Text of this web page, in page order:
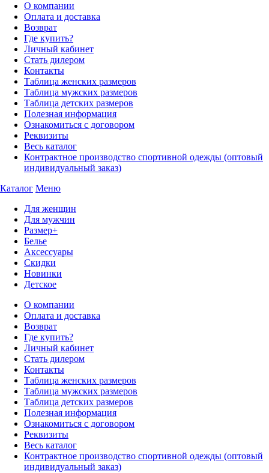
О компании
Оплата и доставка
Возврат
Где купить?
Личный кабинет
Стать дилером
Контакты
Таблица женских размеров
Таблица мужских размеров
Таблица детских размеров
Полезная информация
Ознакомиться с договором
Реквизиты
Весь каталог
Контрактное производство спортивной одежды (оптовый
индивидуальный заказ)
Каталог Меню
Для женщин
Для мужчин
Размер+
Белье
Аксессуары
Скидки
Новинки
Детское
О компании
Оплата и доставка
Возврат
Где купить?
Личный кабинет
Стать дилером
Контакты
Таблица женских размеров
Таблица мужских размеров
Таблица детских размеров
Полезная информация
Ознакомиться с договором
Реквизиты
Весь каталог
Контрактное производство спортивной одежды (оптовый
индивидуальный заказ)